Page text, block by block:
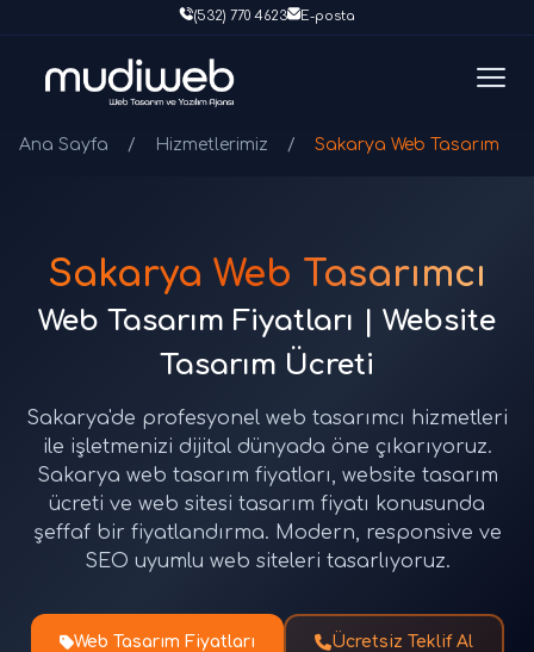
(532) 770 4623 E-posta
Ana Sayfa / Hizmetlerimiz / Sakarya Web Tasarım
Sakarya Web Tasarımcı
Web Tasarım Fiyatları | Website
Tasarım Ücreti
Sakarya'de profesyonel web tasarımcı hizmetleri
ile işletmenizi dijital dünyada öne çıkarıyoruz.
Sakarya web tasarım fiyatları, website tasarım
ücreti ve web sitesi tasarım fiyatı konusunda
şeffaf bir fiyatlandırma. Modern, responsive ve
SEO uyumlu web siteleri tasarlıyoruz.
Web Tasarım Fiyatları Ücretsiz Teklif Al